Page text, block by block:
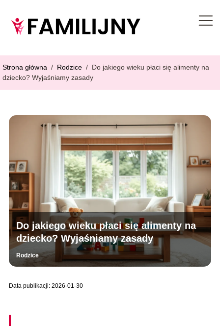
Strona główna / Rodzice / Do jakiego wieku płaci się alimenty na
dziecko? Wyjaśniamy zasady
Do jakiego wieku płaci się alimenty na
dziecko? Wyjaśniamy zasady
Rodzice
Data publikacji: 2026-01-30